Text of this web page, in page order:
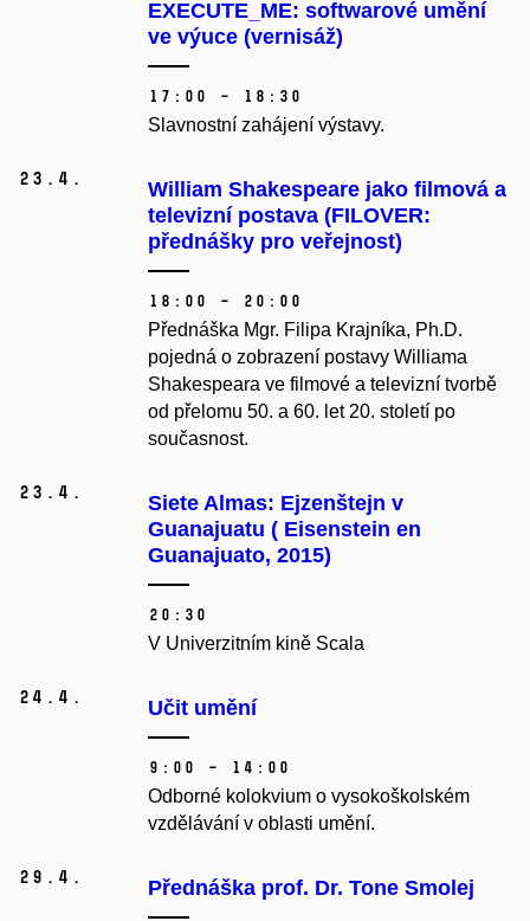
EXECUTE_ME: softwarové umění
ve výuce (vernisáž)
17:00 – 18:30
Slavnostní zahájení výstavy.
23. 4.
William Shakespeare jako filmová a
televizní postava (FILOVER:
přednášky pro veřejnost)
18:00 – 20:00
Přednáška Mgr. Filipa Krajníka, Ph.D.
pojedná o zobrazení postavy Williama
Shakespeara ve filmové a televizní tvorbě
od přelomu 50. a 60. let 20. století po
současnost.
23. 4.
Siete Almas: Ejzenštejn v
Guanajuatu ( Eisenstein en
Guanajuato, 2015)
20:30
V Univerzitním kině Scala
24. 4. Učit umění
9:00 – 14:00
Odborné kolokvium o vysokoškolském
vzdělávání v oblasti umění.
29. 4. Přednáška prof. Dr. Tone Smolej